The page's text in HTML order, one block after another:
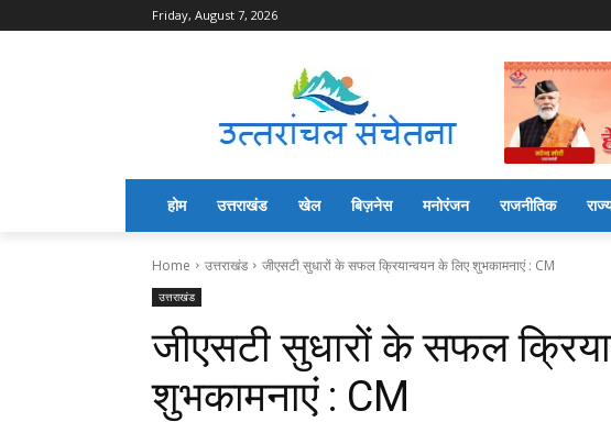
Friday, August 7, 2026
होम उत्तराखंड खेल बिज़नेस मनोरंजन राजनीतिक
Home उत्तराखंड जीएसटी सुधारों के सफल क्रियान्वयन के लिए शुभकामनाएं : CM
उत्तराखंड
जीएसटी सुधारों के सफल
शुभकामनाएं : CM